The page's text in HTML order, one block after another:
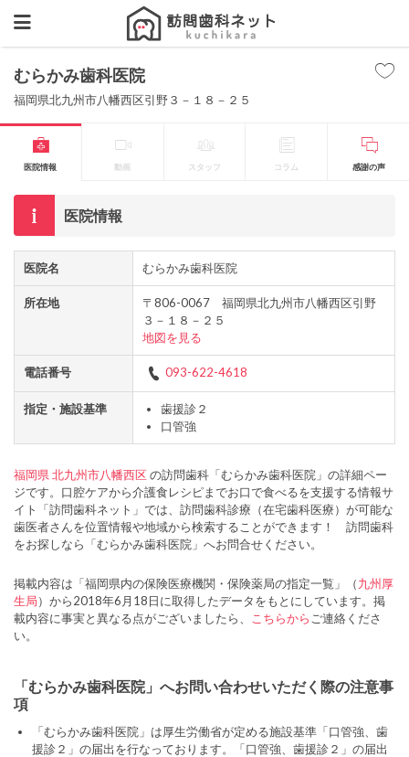
むらかみ歯科医院
福岡県北九州市八幡西区引野３－１８－２５
医院情報 動画 スタッフ コラム 感謝の声
医院情報
医院名 むらかみ歯科医院
所在地
〒806-0067 福岡県北九州市八幡西区引野
３－１８－２５
地図を見る
電話番号 093-622-4618
指定・施設基準
歯援診２
口管強
福岡県 北九州市八幡西区の訪問歯科「むらかみ歯科医院」の詳細ペー
ジです。口腔ケアから介護食レシピまでお口で食べるを支援する情報サ
イト「訪問歯科ネット」では、訪問歯科診療（在宅歯科医療）が可能な
歯医者さんを位置情報や地域から検索することができます！ 訪問歯科
をお探しなら「むらかみ歯科医院」へお問合せください。
掲載内容は「福岡県内の保険医療機関・保険薬局の指定一覧」（九州厚
生局）から2018年6月18日に取得したデータをもとにしています。掲
載内容に事実と異なる点がございましたら、
こちらから ご連絡くださ
い。
「むらかみ歯科医院」へお問い合わせいただく際の注意事
項
「むらかみ歯科医院」は厚生労働省が定める施設基準「口管強、歯
援診２」の届出を行なっております。「口管強、歯援診２」の届出